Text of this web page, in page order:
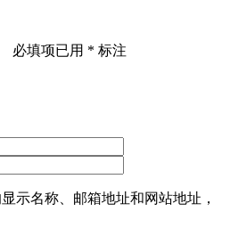
必填项已用 * 标注
示名称、邮箱地址和网站地址，